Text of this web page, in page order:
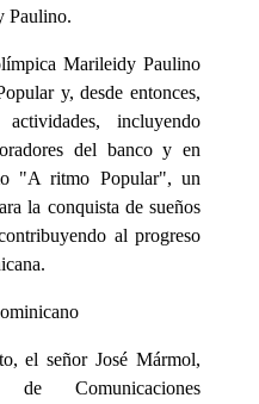
Paulino.
Marileidy Paulino
y, desde entonces,
incluyendo
del banco y en
"A ritmo Popular", un
la conquista de sueños
al progreso
el señor José Mármol,
de Comunicaciones